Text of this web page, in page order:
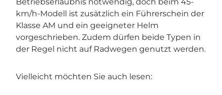
km/h-Modell ist zusätzlich ein Führerschein der
Klasse AM und ein geeigneter Helm
vorgeschrieben. Zudem dürfen beide Typen in
der Regel nicht auf Radwegen genutzt werden.
Vielleicht möchten Sie auch lesen: